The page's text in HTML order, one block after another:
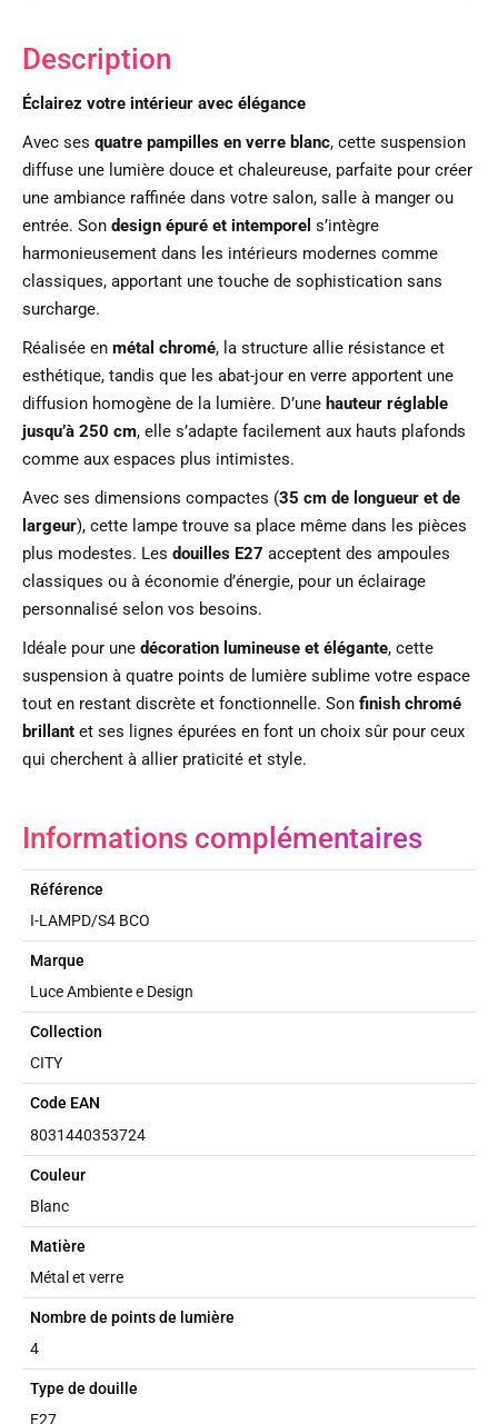
Description
Éclairez votre intérieur avec élégance
Avec ses quatre pampilles en verre blanc, cette suspension
diffuse une lumière douce et chaleureuse, parfaite pour créer
une ambiance raffinée dans votre salon, salle à manger ou
entrée. Son design épuré et intemporel s’intègre
harmonieusement dans les intérieurs modernes comme
classiques, apportant une touche de sophistication sans
surcharge.
Réalisée en métal chromé, la structure allie résistance et
esthétique, tandis que les abat-jour en verre apportent une
diffusion homogène de la lumière. D’une hauteur réglable
jusqu’à 250 cm, elle s’adapte facilement aux hauts plafonds
comme aux espaces plus intimistes.
Avec ses dimensions compactes (35 cm de longueur et de
largeur), cette lampe trouve sa place même dans les pièces
plus modestes. Les douilles E27 acceptent des ampoules
classiques ou à économie d’énergie, pour un éclairage
personnalisé selon vos besoins.
Idéale pour une décoration lumineuse et élégante, cette
suspension à quatre points de lumière sublime votre espace
tout en restant discrète et fonctionnelle. Son finish chromé
brillant et ses lignes épurées en font un choix sûr pour ceux
qui cherchent à allier praticité et style.
Informations complémentaires
Référence
I-LAMPD/S4 BCO
Marque
Luce Ambiente e Design
Collection
CITY
Code EAN
8031440353724
Couleur
Blanc
Matière
Métal et verre
Nombre de points de lumière
4
Type de douille
E27